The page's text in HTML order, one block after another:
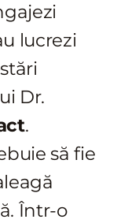
lucrezi
Dr.
.
să fie
Într-o